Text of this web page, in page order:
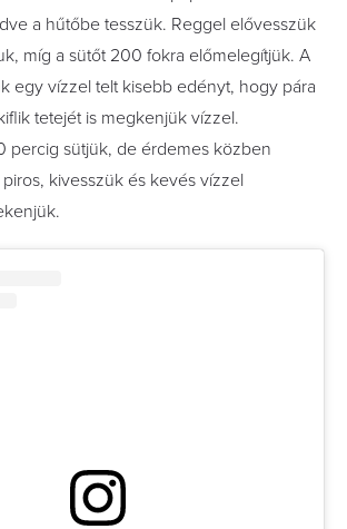
a hűtőbe tesszük. Reggel elővesszük
míg a sütőt 200 fokra előmelegítjük. A
egy vízzel telt kisebb edényt, hogy pára
tetejét is megkenjük vízzel.
percig sütjük, de érdemes közben
kivesszük és kevés vízzel